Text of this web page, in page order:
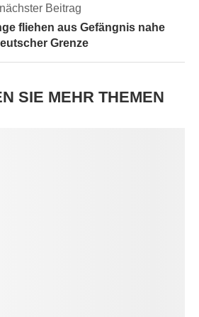
nächster Beitrag
fliehen aus Gefängnis nahe
Grenze
SIE MEHR THEMEN